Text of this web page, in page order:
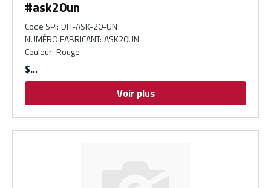
#ask20un
Code SPI: DH-ASK-20-UN
NUMÉRO FABRICANT: ASK20UN
Couleur: Rouge
$
Voir plus